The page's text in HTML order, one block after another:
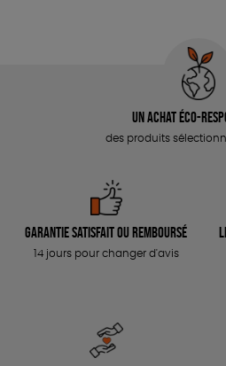
Un achat éco-
des produits
Garantie satisfait ou remboursé
14 jours pour changer d'avis